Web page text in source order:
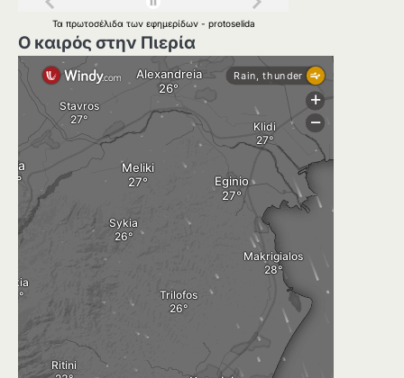
Τα πρωτοσέλιδα των εφημερίδων - protoselida
Ο καιρός στην Πιερία